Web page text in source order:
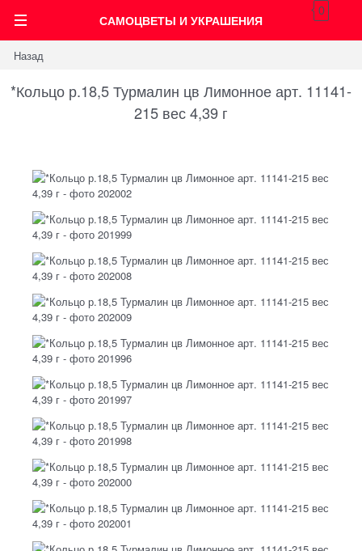
САМОЦВЕТЫ И УКРАШЕНИЯ
0
Назад
*Кольцо р.18,5 Турмалин цв Лимонное арт. 11141-
215 вес 4,39 г